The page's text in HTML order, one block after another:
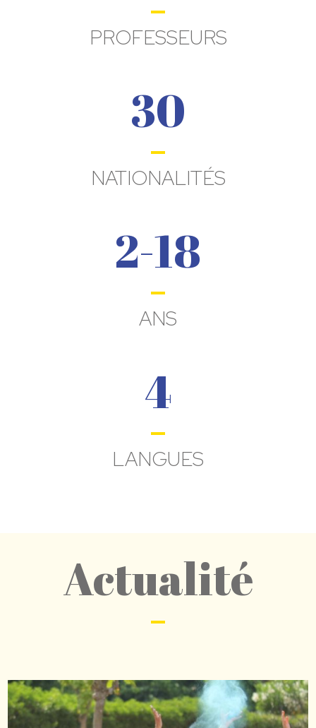
PROFESSEURS
30
NATIONALITÉS
2-18
ANS
4
LANGUES
Actualité